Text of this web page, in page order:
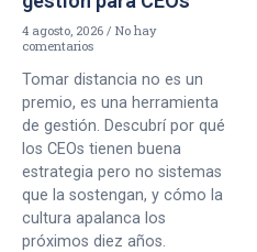
4 agosto, 2026
No hay
comentarios
Tomar distancia no es un
premio, es una herramienta
de gestión. Descubrí por qué
los CEOs tienen buena
estrategia pero no sistemas
que la sostengan, y cómo la
cultura apalanca los
próximos diez años.